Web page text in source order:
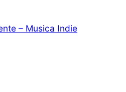
– Musica Indie